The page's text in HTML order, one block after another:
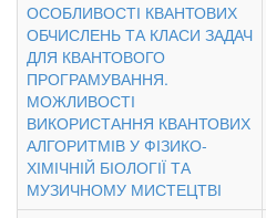
ОСОБЛИВОСТІ КВАНТОВИХ
ОБЧИСЛЕНЬ ТА КЛАСИ ЗАДАЧ
ДЛЯ КВАНТОВОГО
ПРОГРАМУВАННЯ.
МОЖЛИВОСТІ
ВИКОРИСТАННЯ КВАНТОВИХ
АЛГОРИТМІВ У ФІЗИКО-
ХІМІЧНІЙ БІОЛОГІЇ ТА
МУЗИЧНОМУ МИСТЕЦТВІ